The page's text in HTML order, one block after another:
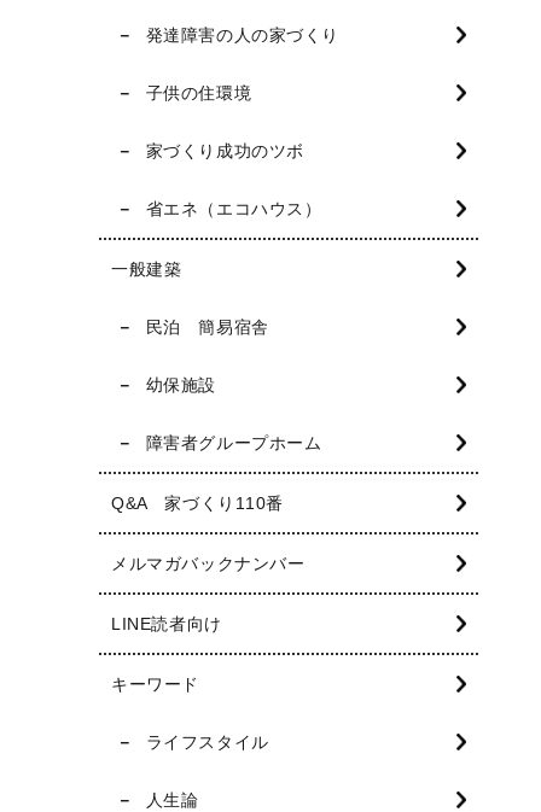
発達障害の人の家づくり
子供の住環境
家づくり成功のツボ
省エネ（エコハウス）
一般建築
民泊 簡易宿舎
幼保施設
障害者グループホーム
Q&A 家づくり110番
メルマガバックナンバー
LINE読者向け
キーワード
ライフスタイル
人生論